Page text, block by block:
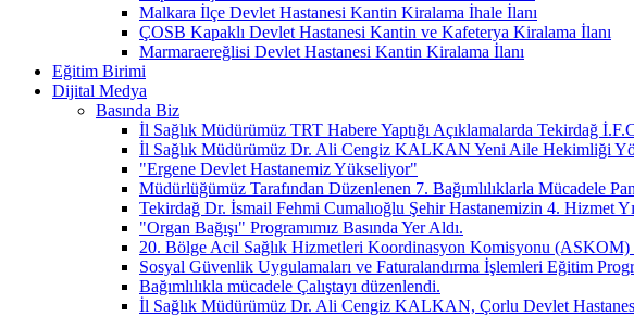
Malkara İlçe Devlet Hastanesi Kantin Kiralama İhale İlanı
ÇOSB Kapaklı Devlet Hastanesi Kantin ve Kafeterya Kiralama İlanı
Marmaraereğlisi Devlet Hastanesi Kantin Kiralama İlanı
Eğitim Birimi
Dijital Medya
Basında Biz
İl Sağlık Müdürümüz TRT Habere Yaptığı Açıklamalarda Tekirdağ
İl Sağlık Müdürümüz Dr. Ali Cengiz KALKAN Yeni Aile Hekimliği
"Ergene Devlet Hastanemiz Yükseliyor"
Müdürlüğümüz Tarafından Düzenlenen 7. Bağımlılıklarla Mücadele
Tekirdağ Dr. İsmail Fehmi Cumalıoğlu Şehir Hastanemizin 4. Hizmet
"Organ Bağışı" Programımız Basında Yer Aldı.
20. Bölge Acil Sağlık Hizmetleri Koordinasyon Komisyonu (ASKOM)
Sosyal Güvenlik Uygulamaları ve Faturalandırma İşlemleri Eğitim
Bağımlılıkla mücadele Çalıştayı düzenlendi.
İl Sağlık Müdürümüz Dr. Ali Cengiz KALKAN, Çorlu Devlet